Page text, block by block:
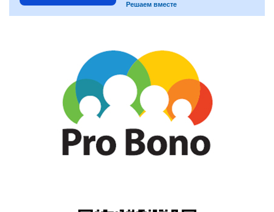
Решаем вместе